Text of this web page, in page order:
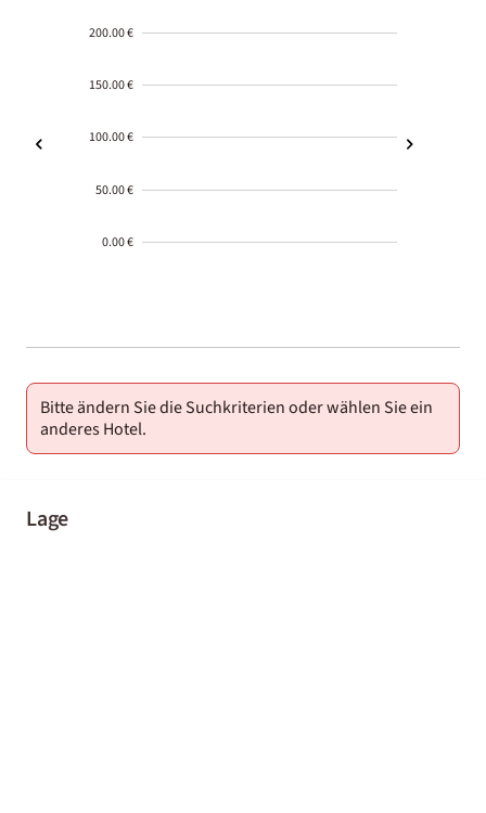
200.00 €
150.00 €
100.00 €
50.00 €
0.00 €
01-02
Bitte ändern Sie die Suchkriterien oder wählen Sie ein
anderes Hotel.
Lage